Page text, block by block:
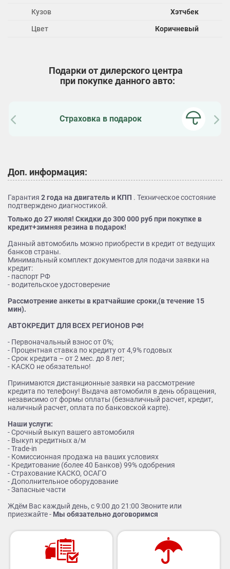
Кузов Хэтчбек
Цвет Коричневый
Подарки от дилерского центра
при покупке данного авто:
Страховка в подарок
Доп. информация:
Гарантия 2 года на двигатель и КПП . Техническое состояние
подтверждено диагностикой.
Только до 27 июля! Скидки до 300 000 руб при покупке в
кредит+зимняя резина в подарок!
Данный автомобиль можно приобрести в кредит от ведущих
банков страны.
Минимальный комплект документов для подачи заявки на
кредит:
- паспорт РФ
- водительское удостоверение
Рассмотрение анкеты в кратчайшие сроки,(в течение 15
мин).
АВТОКРЕДИТ ДЛЯ ВСЕХ РЕГИОНОВ РФ!
- Первоначальный взнос от 0%;
- Процентная ставка по кредиту от 4,9% годовых
- Срок кредита – от 2 мес. до 8 лет;
- КАСКО не обязательно!
Принимаются дистанционные заявки на рассмотрение
кредита по телефону! Выдача автомобиля в день обращения,
независимо от формы оплаты (безналичный расчет, кредит,
наличный расчет, оплата по банковской карте).
Наши услуги:
- Срочный выкуп вашего автомобиля
- Выкуп кредитных а/м
- Trade-in
- Комиссионная продажа на ваших условиях
- Кредитование (более 40 Банков) 99% одобрения
- Страхование КАСКО, ОСАГО
- Дополнительное оборудование
- Запасные части
Ждём Вас каждый день, с 9:00 до 21:00 Звоните или
приезжайте - Мы обязательно договоримся